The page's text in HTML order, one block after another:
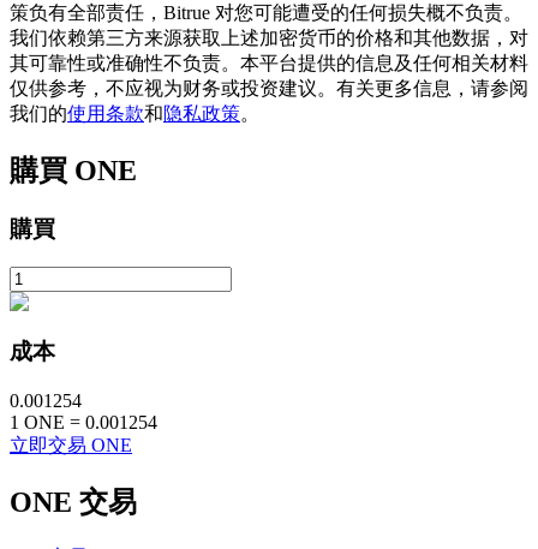
鎖倉BTR
借貸寶
策负有全部责任，Bitrue 对您可能遭受的任何损失概不负责。
我们依赖第三方来源获取上述加密货币的价格和其他数据，对
其可靠性或准确性不负责。本平台提供的信息及任何相关材料
仅供参考，不应视为财务或投资建议。有关更多信息，请参阅
我们的使用条款和隐私政策。
購買 ONE
購買
成本
0.001254
1 ONE = 0.001254
立即交易 ONE
ONE 交易